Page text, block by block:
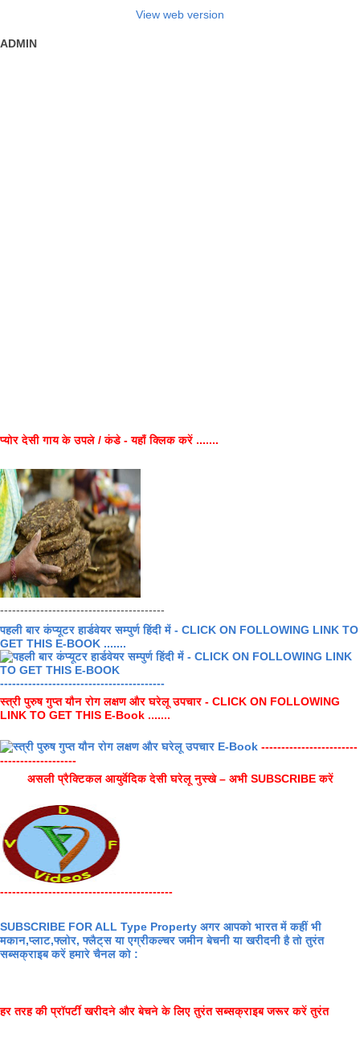
View web version
ADMIN
प्योर देसी गाय के उपले / कंडे - यहाँ क्लिक करें .......
-----------------------------------------
पहली बार कंप्यूटर हार्डवेयर सम्पुर्ण हिंदी में - CLICK ON FOLLOWING LINK TO
GET THIS E-BOOK .......
-----------------------------------------
स्त्री पुरुष गुप्त यौन रोग लक्षण और घरेलू उपचार - CLICK ON FOLLOWING
LINK TO GET THIS E-Book .......
------------------------
-------------------
असली प्रैक्टिकल आयुर्वेदिक देसी घरेलू नुस्खे – अभी SUBSCRIBE करें
-------------------------------------------
SUBSCRIBE FOR ALL Type Property अगर आपको भारत में कहीं भी
मकान,प्लाट,फ्लोर, फ्लैट्स या एग्रीकल्चर जमीन बेचनी या खरीदनी है तो तुरंत
सब्सक्राइब करें हमारे चैनल को :
हर तरह की प्रॉपर्टी खरीदने और बेचने के लिए तुरंत सब्सक्राइब जरूर करें तुरंत